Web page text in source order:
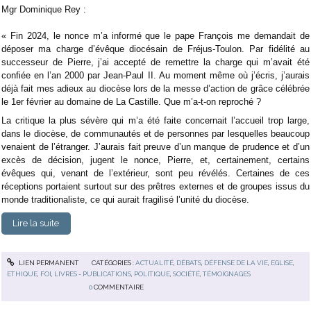
Mgr Dominique Rey :
« Fin 2024, le nonce m’a informé que le pape François me demandait de
déposer ma charge d’évêque diocésain de Fréjus-Toulon. Par fidélité au
successeur de Pierre, j’ai accepté de remettre la charge qui m’avait été
confiée en l’an 2000 par Jean-Paul II. Au moment même où j’écris, j’aurais
déjà fait mes adieux au diocèse lors de la messe d’action de grâce célébrée
le 1er février au domaine de La Castille. Que m’a-t-on reproché ?
La critique la plus sévère qui m’a été faite concernait l’accueil trop large,
dans le diocèse, de communautés et de personnes par lesquelles beaucoup
venaient de l’étranger. J’aurais fait preuve d’un manque de prudence et d’un
excès de décision, jugent le nonce, Pierre, et, certainement, certains
évêques qui, venant de l’extérieur, sont peu révélés. Certaines de ces
réceptions portaient surtout sur des prêtres externes et de groupes issus du
monde traditionaliste, ce qui aurait fragilisé l’unité du diocèse.
Lire la suite
LIEN PERMANENT CATÉGORIES :ACTUALITÉ, DÉBATS, DÉFENSE DE LA VIE, EGLISE,
ETHIQUE, FOI, LIVRES - PUBLICATIONS, POLITIQUE,SOCIÉTÉ,TÉMOIGNAGES
0 COMMENTAIRE